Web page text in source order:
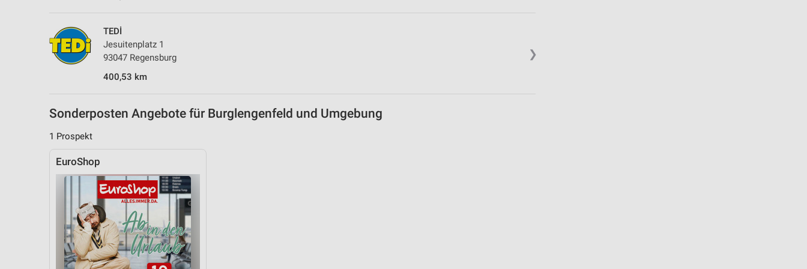
❯
TEDİ
Jesuitenplatz 1
93047 Regensburg
400,53 km
Sonderposten Angebote für Burglengenfeld und Umgebung
1 Prospekt
EuroShop